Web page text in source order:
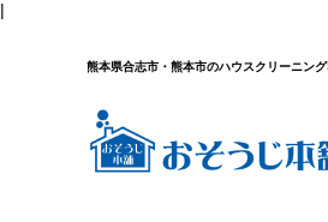
|
熊本県合志市・熊本市のハウスクリーニン